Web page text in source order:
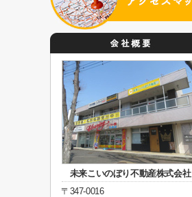
未来こいのぼり不動産株式会社
〒347-0016